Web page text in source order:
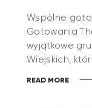
Wspólne
Gotowania
wyjątkowe
Wiejskich,
READ MORE